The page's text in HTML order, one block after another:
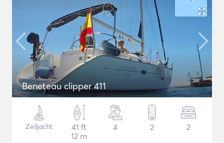
Beneteau clipper 411
Zeiljacht
41 ft
12 m
4 2 2